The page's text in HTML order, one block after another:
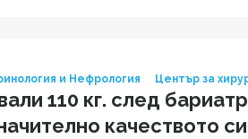
и Нефрология
Център за
110 кг. след
качеството